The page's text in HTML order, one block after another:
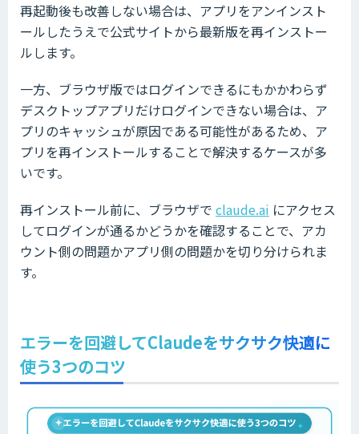
再起動後も改善しない場合は、アプリをアンインスト
ールしたうえで公式サイトから最新版を再インストー
ルします。
一方、ブラウザ版ではログインできるにもかかわらず
デスクトップアプリだけログインできない場合は、ア
プリのキャッシュが原因である可能性があるため、ア
プリを再インストールすることで解決するケースが多
いです。
再インストール前に、ブラウザで claude.ai にアクセス
してログインが通るかどうかを確認することで、アカ
ウント側の問題かアプリ側の問題かを切り分けられま
す。
エラーを回避してClaudeをサクサク快適に
使う3つのコツ